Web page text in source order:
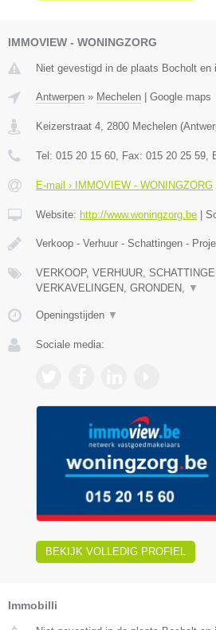
IMMOVIEW - WONINGZORG
Niet gevestigd in de plaats Bocholt en
Antwerpen » Mechelen | Google maps
Keizerstraat 4 2800 Mechelen (
Tel: 015 20 15 60 , Fax: 015 20 25 59 ,
E-mail › IMMOVIEW - WONINGZORG
Website: http://www.woningzorg.be |
Verkoop - Verhuur - Schattingen -
VERKOOP, VERHUUR,
VERKAVELINGEN, GRONDEN,
▼
Openingstijden ▼
Sociale media:
BEKIJK VOLLEDIG PROFIEL
Immobilli